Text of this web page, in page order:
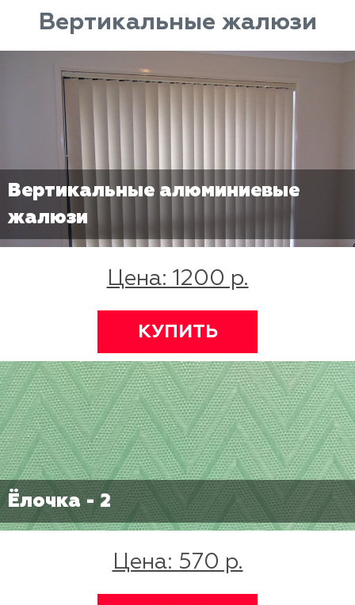
Вертикальные жалюзи
Вертикальные алюминиевые
жалюзи
Цена: 1200 р.
КУПИТЬ
Ёлочка - 2
Цена: 570 р.